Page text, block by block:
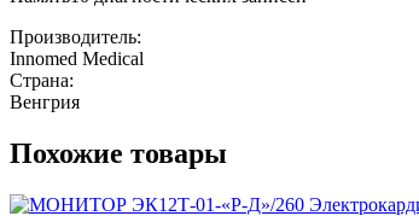
Производитель:
Innomed Medical
Страна:
Венгрия
Похожие товары